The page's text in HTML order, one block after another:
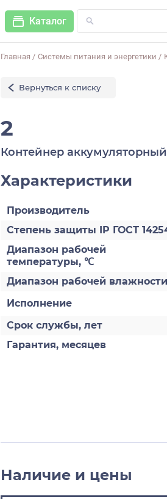
Каталог
Главная / Системы питания и энергетики /
Вернуться к списку
2
Контейнер аккумуляторный
Характеристики
Производитель
Степень защиты IP ГОСТ
Диапазон рабочей
температуры, ℃
Диапазон рабочей
Исполнение
Срок службы, лет
Гарантия, месяцев
Наличие и цены